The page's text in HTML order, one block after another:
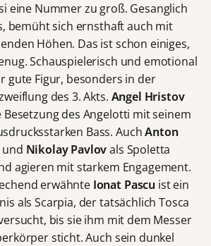
eine Nummer zu groß. Gesanglich
bemüht sich ernsthaft auch mit
Höhen. Das ist schon einiges,
Schauspielerisch und emotional
gute Figur, besonders in der
des 3. Akts. Angel Hristov
Besetzung des Angelotti mit seinem
Bass. AuchAnton
und Nikolay Pavlovals Spoletta
agieren mit starkem Engagement.
erwähnte Ionat Pascu ist ein
als Scarpia, der tatsächlich Tosca
bis sie ihm mit dem Messer
sticht. Auch sein dunkel